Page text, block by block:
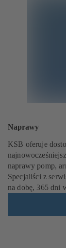
Naprawy
KSB oferuje
naprawy pomp,
Specjaliści z
na dobę, 365 dni